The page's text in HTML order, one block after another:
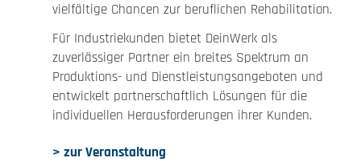
vielfältige Chancen zur beruflichen Rehabilitation.
Für Industriekunden bietet DeinWerk als
zuverlässiger Partner ein breites Spektrum an
Produktions- und Dienstleistungsangeboten und
entwickelt partnerschaftlich Lösungen für die
individuellen Herausforderungen ihrer Kunden.
> zur Veranstaltung